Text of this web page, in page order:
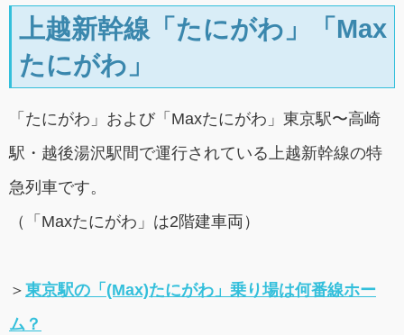
上越新幹線「たにがわ」「Max
たにがわ」
「たにがわ」および「Maxたにがわ」東京駅〜高崎
駅・越後湯沢駅間で運行されている上越新幹線の特
急列車です。
（「Maxたにがわ」は2階建車両）
＞ 東京駅の「(Max)たにがわ」乗り場は何番線ホー
ム？